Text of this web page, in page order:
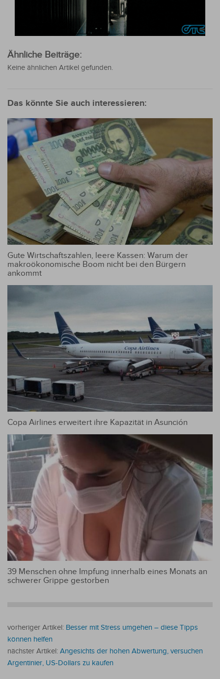
Ähnliche Beiträge:
Keine ähnlichen Artikel gefunden.
Das könnte Sie auch interessieren:
Gute Wirtschaftszahlen, leere Kassen: Warum der
makroökonomische Boom nicht bei den Bürgern
ankommt
Copa Airlines erweitert ihre Kapazität in Asunción
39 Menschen ohne Impfung innerhalb eines Monats an
schwerer Grippe gestorben
vorheriger Artikel: Besser mit Stress umgehen – diese Tipps
können helfen
nächster Artikel: Angesichts der hohen Abwertung, versuchen
Argentinier, US-Dollars zu kaufen